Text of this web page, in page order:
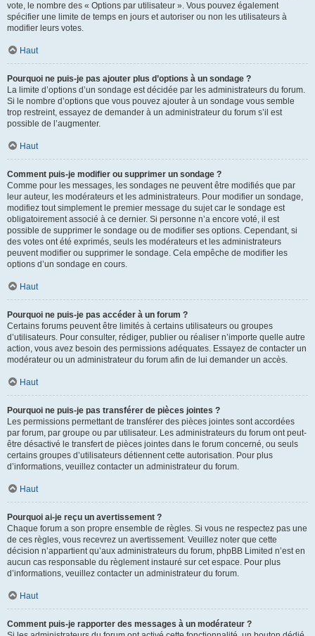
vote, le nombre des « Options par utilisateur ». Vous pouvez également
spécifier une limite de temps en jours et autoriser ou non les utilisateurs à
modifier leurs votes.
Haut
Pourquoi ne puis-je pas ajouter plus d’options à un sondage ?
La limite d’options d’un sondage est décidée par les administrateurs du forum.
Si le nombre d’options que vous pouvez ajouter à un sondage vous semble
trop restreint, essayez de demander à un administrateur du forum s’il est
possible de l’augmenter.
Haut
Comment puis-je modifier ou supprimer un sondage ?
Comme pour les messages, les sondages ne peuvent être modifiés que par
leur auteur, les modérateurs et les administrateurs. Pour modifier un sondage,
modifiez tout simplement le premier message du sujet car le sondage est
obligatoirement associé à ce dernier. Si personne n’a encore voté, il est
possible de supprimer le sondage ou de modifier ses options. Cependant, si
des votes ont été exprimés, seuls les modérateurs et les administrateurs
peuvent modifier ou supprimer le sondage. Cela empêche de modifier les
options d’un sondage en cours.
Haut
Pourquoi ne puis-je pas accéder à un forum ?
Certains forums peuvent être limités à certains utilisateurs ou groupes
d’utilisateurs. Pour consulter, rédiger, publier ou réaliser n’importe quelle autre
action, vous avez besoin des permissions adéquates. Essayez de contacter un
modérateur ou un administrateur du forum afin de lui demander un accès.
Haut
Pourquoi ne puis-je pas transférer de pièces jointes ?
Les permissions permettant de transférer des pièces jointes sont accordées
par forum, par groupe ou par utilisateur. Les administrateurs du forum ont peut-
être désactivé le transfert de pièces jointes dans le forum concerné, ou seuls
certains groupes d’utilisateurs détiennent cette autorisation. Pour plus
d’informations, veuillez contacter un administrateur du forum.
Haut
Pourquoi ai-je reçu un avertissement ?
Chaque forum a son propre ensemble de règles. Si vous ne respectez pas une
de ces règles, vous recevrez un avertissement. Veuillez noter que cette
décision n’appartient qu’aux administrateurs du forum, phpBB Limited n’est en
aucun cas responsable du règlement instauré sur cet espace. Pour plus
d’informations, veuillez contacter un administrateur du forum.
Haut
Comment puis-je rapporter des messages à un modérateur ?